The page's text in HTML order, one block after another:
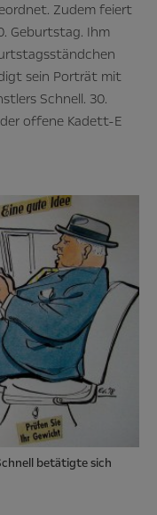
Zudem feiert
Geburtstag. Ihm
sein Porträt mit
Schnell. 30.
offene Kadett-E
betätigte sich